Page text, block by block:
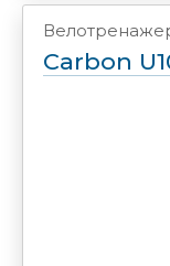
Carbon